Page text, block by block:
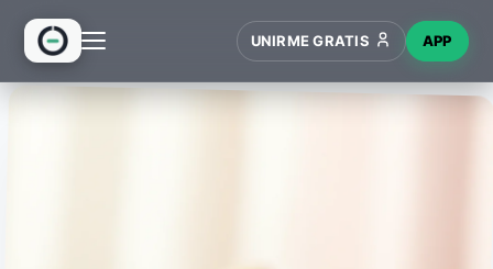
UNIRME GRATIS APP